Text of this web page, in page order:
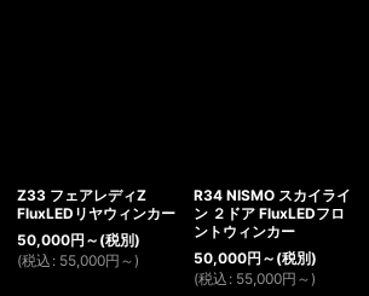
Z33 フェアレディZ
FluxLEDリヤウィンカー
50,000円 ～ (税別)
(税込 : 55,000円 ～)
R34 NISMO スカイライ
ン ２ドア FluxLEDフロ
ントウィンカー
50,000円 ～ (税別)
(税込 : 55,000円 ～)